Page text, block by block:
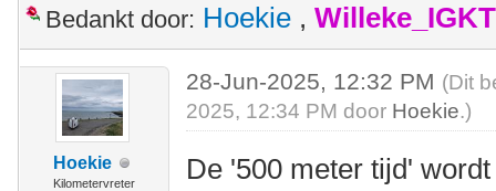
Bedankt door: Hoekie , Willeke_IGKT
Hoekie
Kilometervreter
28-Jun-2025, 12:32 PM (Dit
2025, 12:34 PM door Hoekie.)
De '500 meter tijd'